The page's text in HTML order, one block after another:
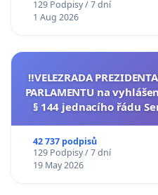
129 Podpisy / 7 dní
1 Aug 2026
‼️VELEZRADA
PARLAMENTU na
§ 144 jednacího řádu
42 737 podpisů
129 Podpisy / 7 dní
19 May 2026